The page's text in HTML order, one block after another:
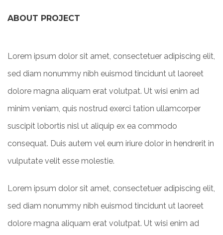
ABOUT PROJECT
Lorem ipsum dolor sit amet, consectetuer adipiscing elit,
sed diam nonummy nibh euismod tincidunt ut laoreet
dolore magna aliquam erat volutpat. Ut wisi enim ad
minim veniam, quis nostrud exerci tation ullamcorper
suscipit lobortis nisl ut aliquip ex ea commodo
consequat. Duis autem vel eum iriure dolor in hendrerit in
vulputate velit esse molestie.
Lorem ipsum dolor sit amet, consectetuer adipiscing elit,
sed diam nonummy nibh euismod tincidunt ut laoreet
dolore magna aliquam erat volutpat. Ut wisi enim ad